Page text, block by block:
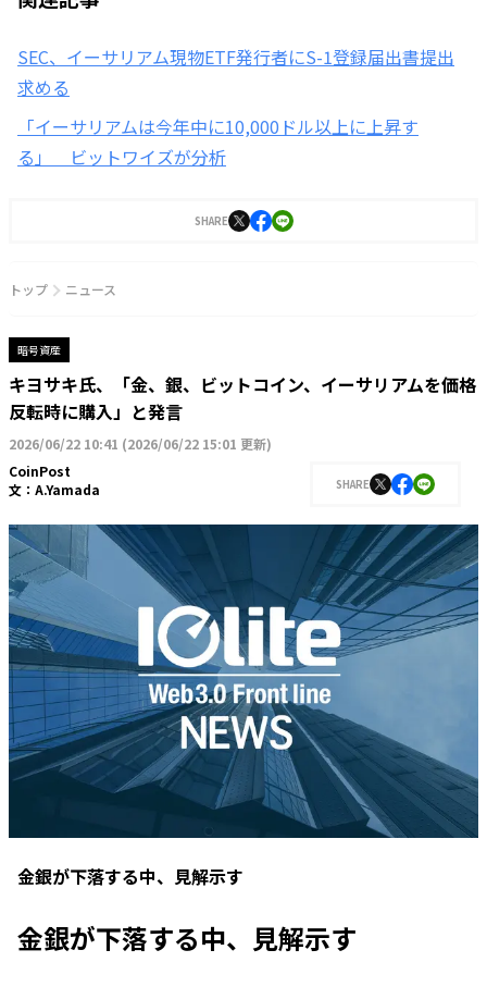
SEC、イーサリアム現物ETF発行者にS-1登録届出書提出
求める
「イーサリアムは今年中に10,000ドル以上に上昇す
る」 ビットワイズが分析
SHARE
トップ ニュース
暗号資産
キヨサキ氏、「金、銀、ビットコイン、イーサリアムを価格
反転時に購入」と発言
2026/06/22 10:41 (2026/06/22 15:01 更新)
CoinPost
文： A.Yamada SHARE
金銀が下落する中、見解示す
金銀が下落する中、見解示す